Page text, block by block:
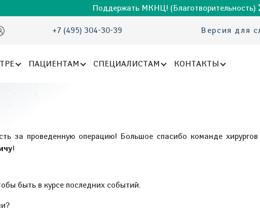
Поддержать МКНЦ! (Благотворительность)
+7 (495) 304-30-39 Версия для
ПАЦИЕНТАМ СПЕЦИАЛИСТАМ КОНТАКТЫ
за проведенную операцию! Большое спасибо команде
!
быть в курсе последних событий.